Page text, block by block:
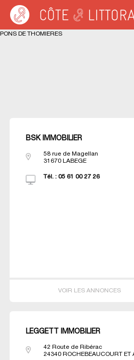
Warning: Undefined variable $idUser in/var/
Côte & Littoral
PONS DE THOMIERES
BSK IMMOBILIER
58 rue de Magellan
31670
LABEGE
Tél. : 05 61 00 27 26
VOIR LES ANNONCES
LEGGETT IMMOBILIER
42 Route de Ribérac
24340 ROCHEBEAUCOURT ET